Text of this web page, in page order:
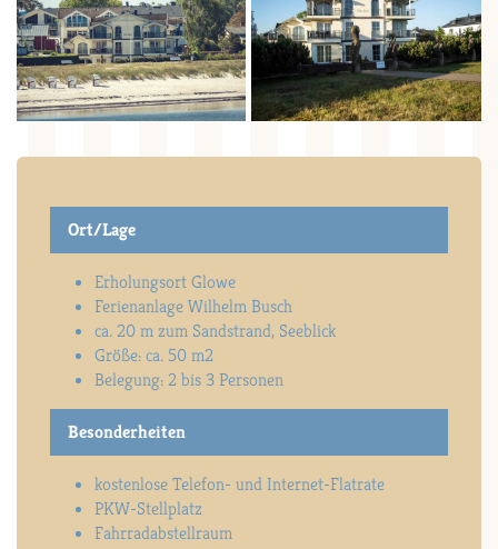
Ort/Lage
Erholungsort Glowe
Ferienanlage Wilhelm Busch
ca. 20 m zum Sandstrand, Seeblick
Größe: ca. 50 m2
Belegung: 2 bis 3 Personen
Besonderheiten
kostenlose Telefon- und Internet-Flatrate
PKW-Stellplatz
Fahrradabstellraum